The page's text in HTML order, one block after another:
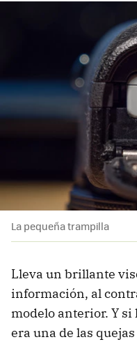
La pequeña trampilla
Lleva un brillante
información, al
modelo anterior. Y si
era una de las